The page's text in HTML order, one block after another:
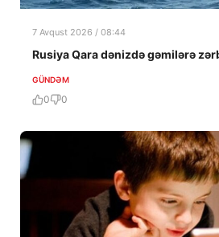
7 Avqust 2026 / 08:44
Rusiya Qara dənizdə gəmilərə
GÜNDƏM
0 0